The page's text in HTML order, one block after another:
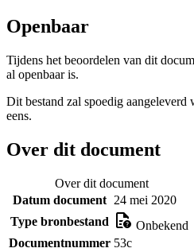
Openbaar
Tijdens het beoordelen van dit
al openbaar is.
Dit bestand zal spoedig aangeleverd
eens.
Over dit document
Over dit document
Datum document 24 mei 2020
Type bronbestand
Onbekend
Documentnummer 53c